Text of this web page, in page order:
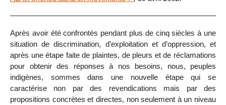
Après avoir été confrontés pendant plus de cinq siècles à une
situation de discrimination, d’exploitation et d’oppression, et
après une étape faite de plaintes, de pleurs et de réclamations
pour obtenir des réponses à nos besoins, nous, peuples
indigènes, sommes dans une nouvelle étape qui se
caractérise non par des revendications mais par des
propositions concrètes et directes, non seulement à un niveau